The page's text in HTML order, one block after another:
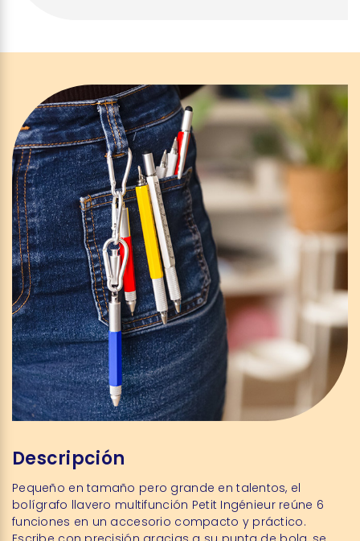
Descripción
Pequeño en tamaño pero grande en talentos, el
bolígrafo llavero multifunción Petit Ingénieur reúne 6
funciones en un accesorio compacto y práctico.